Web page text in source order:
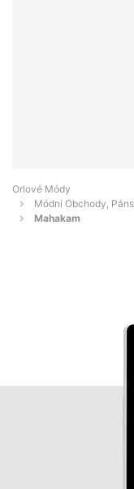
Orlové Módy
Módní Obchody,
Mahakam